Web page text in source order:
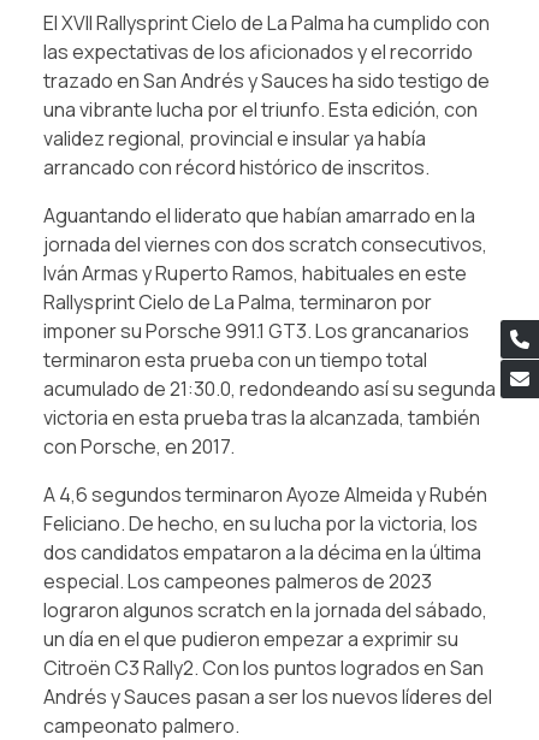
El XVII Rallysprint Cielo de La Palma ha cumplido con
las expectativas de los aficionados y el recorrido
trazado en San Andrés y Sauces ha sido testigo de
una vibrante lucha por el triunfo. Esta edición, con
validez regional, provincial e insular ya había
arrancado con récord histórico de inscritos.
Aguantando el liderato que habían amarrado en la
jornada del viernes con dos scratch consecutivos,
Iván Armas y Ruperto Ramos, habituales en este
Rallysprint Cielo de La Palma, terminaron por
imponer su Porsche 991.1 GT3. Los grancanarios
terminaron esta prueba con un tiempo total
acumulado de 21:30.0, redondeando así su segunda
victoria en esta prueba tras la alcanzada, también
con Porsche, en 2017.
A 4,6 segundos terminaron Ayoze Almeida y Rubén
Feliciano. De hecho, en su lucha por la victoria, los
dos candidatos empataron a la décima en la última
especial. Los campeones palmeros de 2023
lograron algunos scratch en la jornada del sábado,
un día en el que pudieron empezar a exprimir su
Citroën C3 Rally2. Con los puntos logrados en San
Andrés y Sauces pasan a ser los nuevos líderes del
campeonato palmero.